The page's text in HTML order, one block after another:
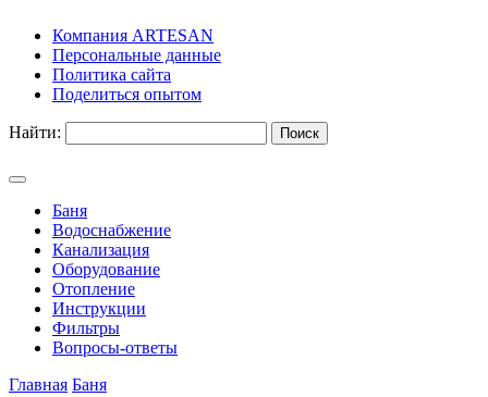
Компания ARTESAN
Персональные данные
Политика сайта
Поделиться опытом
Найти:
Баня
Водоснабжение
Канализация
Оборудование
Отопление
Инструкции
Фильтры
Вопросы-ответы
Главная Баня